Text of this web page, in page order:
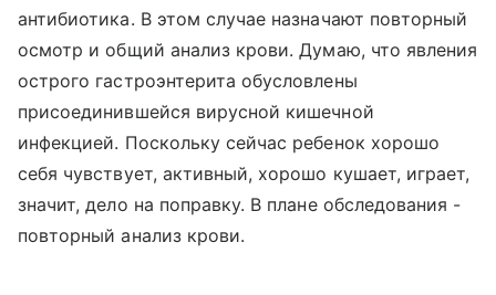
антибиотика. В этом случае назначают повторный
осмотр и общий анализ крови. Думаю, что явления
острого гастроэнтерита обусловлены
присоединившейся вирусной кишечной
инфекцией. Поскольку сейчас ребенок хорошо
себя чувствует, активный, хорошо кушает, играет,
значит, дело на поправку. В плане обследования -
повторный анализ крови.